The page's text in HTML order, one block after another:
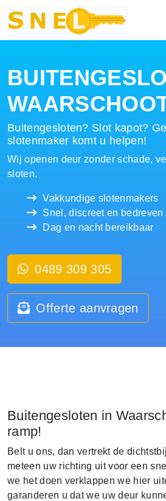
Hoofdnavigatie
Buitengesloten? Slot kapot?
slotenmaker komt u helpen!
Wij openen deur zonder schade,
sloten.
Vakkundige slotenmakers
Snel, discreet en bedreven
Dag en nacht bereikbaar
0489 309 305
Offerte aanvragen
Buitengesloten in
ramp!
Belt u ons, dan vertrekt de
meteen uw richting uit voor een
we het doen verklappen we hier
garanderen u dat we uw deur